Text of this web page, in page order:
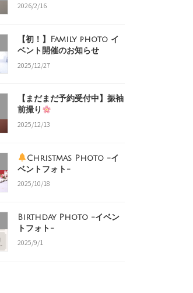
2026/2/16
【初！】Family photo イ
ベント開催のお知らせ
2025/12/27
【まだまだ予約受付中】振袖
前撮り
2025/12/13
Christmas Photo -イ
ベントフォト-
2025/10/18
Birthday Photo -イベン
トフォト-
2025/9/1